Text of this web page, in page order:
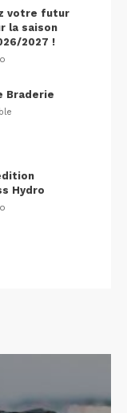
votre futur
la saison
2027 !
Braderie
Hydro